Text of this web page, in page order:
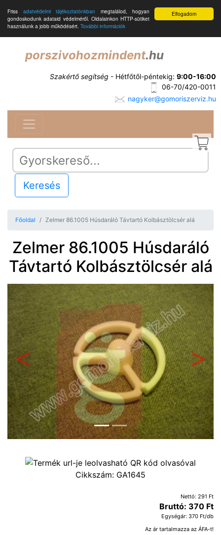
Elfogadom
Friss adatvédelmi tájékoztatónkban megtalálod, hogyan
gondoskodunk adataid védelméről. Oldalainkon HTTP-sütiket
használunk a jobb működésért. További információk
porszivohozmindent.hu
Szakértő segítség - Hétfőtől-péntekig: 9:00-16:00
06-70/420-0011
nagyker@gomoriszerviz.hu
Keresés
Főoldal Zelmer 86.1005 Húsdaráló Távtartó Kolbásztölcsér alá
Zelmer 86.1005 Húsdaráló
Távtartó Kolbásztölcsér alá
Előző
Cikkszám: GA1645
Nettó: 291 Ft
Bruttó: 370 Ft
Egységár: 370 Ft/db
Az ár tartalmazza az ÁFA-t!